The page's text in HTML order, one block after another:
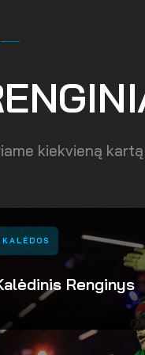
kiekvieną kartą
KALĖDOS
Renginys